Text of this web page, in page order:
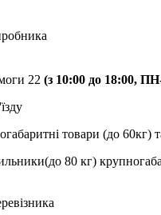
22 (з 10:00 до 18:00,
товари (до 60кг)
80 кг)